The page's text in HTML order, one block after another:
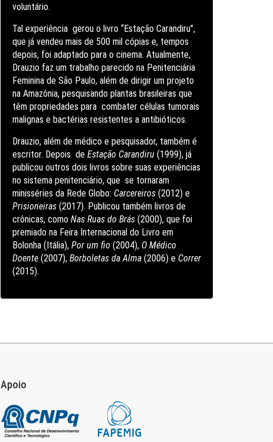
voluntário.
Tal experiência gerou o livro “Estação Carandiru”,
que já vendeu mais de 500 mil cópias e, tempos
depois, foi adaptado para o cinema. Atualmente,
Drauzio faz um trabalho parecido na Penitenciária
Feminina de São Paulo, além de dirigir um projeto
na Amazônia, pesquisando plantas brasileiras que
têm propriedades para combater células tumorais
malignas e bactérias resistentes a antibióticos.
Drauzio, além de médico e pesquisador, também é
escritor. Depois de Estação Carandiru (1999), já
publicou outros dois livros sobre suas experiências
no sistema penitenciário, que se tornaram
minisséries da Rede Globo: Carcereiros (2012) e
Prisioneiras (2017). Publicou também livros de
crônicas, como Nas Ruas do Brás (2000), que foi
premiado na Feira Internacional do Livro em
Bolonha (Itália), Por um fio (2004), O Médico
Doente (2007), Borboletas da Alma (2006) e Correr
(2015).
Apoio